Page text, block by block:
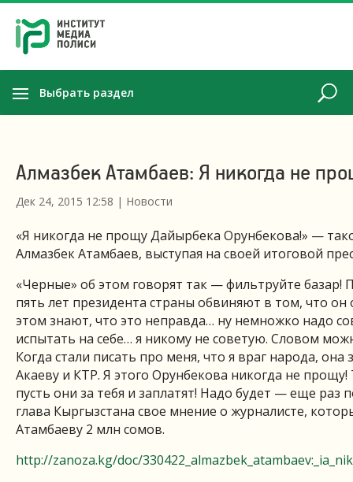
Выбрать раздел
Алмазбек Атамбаев: Я никогда не
Дек 24, 2015 12:58 | Новости
«Я никогда не прощу Дайырбека Орунбекова!» —
Алмазбек Атамбаев, выступая на своей итоговой
«Черные» об этом говорят так — фильтруйте базар!
пять лет президента страны обвиняют в том, что
этом знают, что это неправда… ну немножко надо
испытать на себе… я никому не советую. Словом
Когда стали писать про меня, что я враг народа, она
Акаеву и КТР. Я этого Орунбекова никогда не
пусть они за тебя и заплатят! Надо будет — еще
глава Кыргызстана свое мнение о журналисте,
Атамбаеву 2 млн сомов.
http://zanoza.kg/doc/